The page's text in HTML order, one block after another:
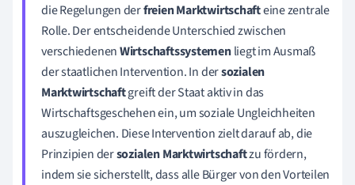
die Regelungen derfreien Marktwirtschafteine zentrale
Rolle. Der entscheidende Unterschied zwischen
verschiedenenWirtschaftssystemenliegt im Ausmaß
der staatlichen Intervention. In dersozialen
Marktwirtschaftgreift der Staat aktiv in das
Wirtschaftsgeschehen ein, um soziale Ungleichheiten
auszugleichen. Diese Intervention zielt darauf ab, die
Prinzipien dersozialen Marktwirtschaftzu fördern,
indem sie sicherstellt, dass alle Bürger von den Vorteilen